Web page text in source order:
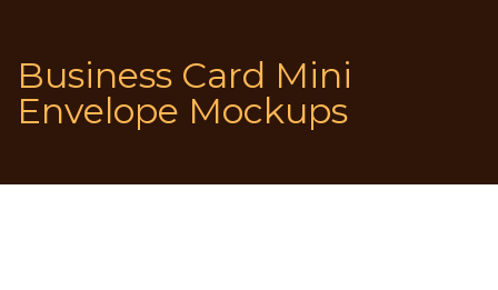
Business Card Mini
Envelope Mockup